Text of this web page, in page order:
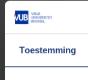
Toestemming
De